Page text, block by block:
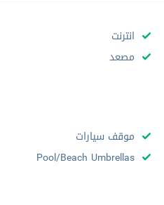
انترنت
مصعد
موقف سيارات
Pool/Beach Umbrellas